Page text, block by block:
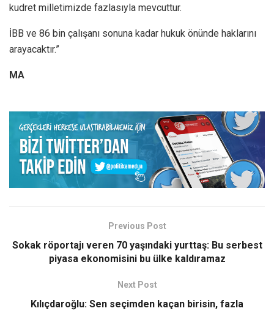
kudret milletimizde fazlasıyla mevcuttur.
İBB ve 86 bin çalışanı sonuna kadar hukuk önünde haklarını
arayacaktır.”
MA
Previous Post
Sokak röportajı veren 70 yaşındaki yurttaş: Bu serbest
piyasa ekonomisini bu ülke kaldıramaz
Next Post
Kılıçdaroğlu: Sen seçimden kaçan birisin, fazla